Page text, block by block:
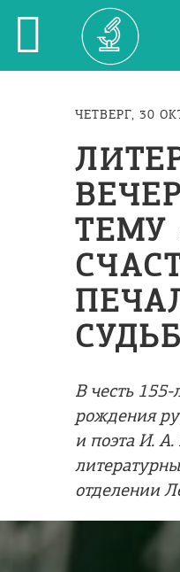
ЧЕТВЕРГ, 30
ТЕМУ
В честь 155-
рождения
и поэта И.
отделении